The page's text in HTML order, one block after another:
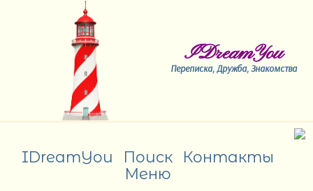
IDreamYou
Переписка, Дружба, Знакомства
IDreamYou Поиск
Контакты
Меню